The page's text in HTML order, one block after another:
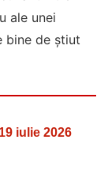
ale unei
bine de știut
iulie 2026